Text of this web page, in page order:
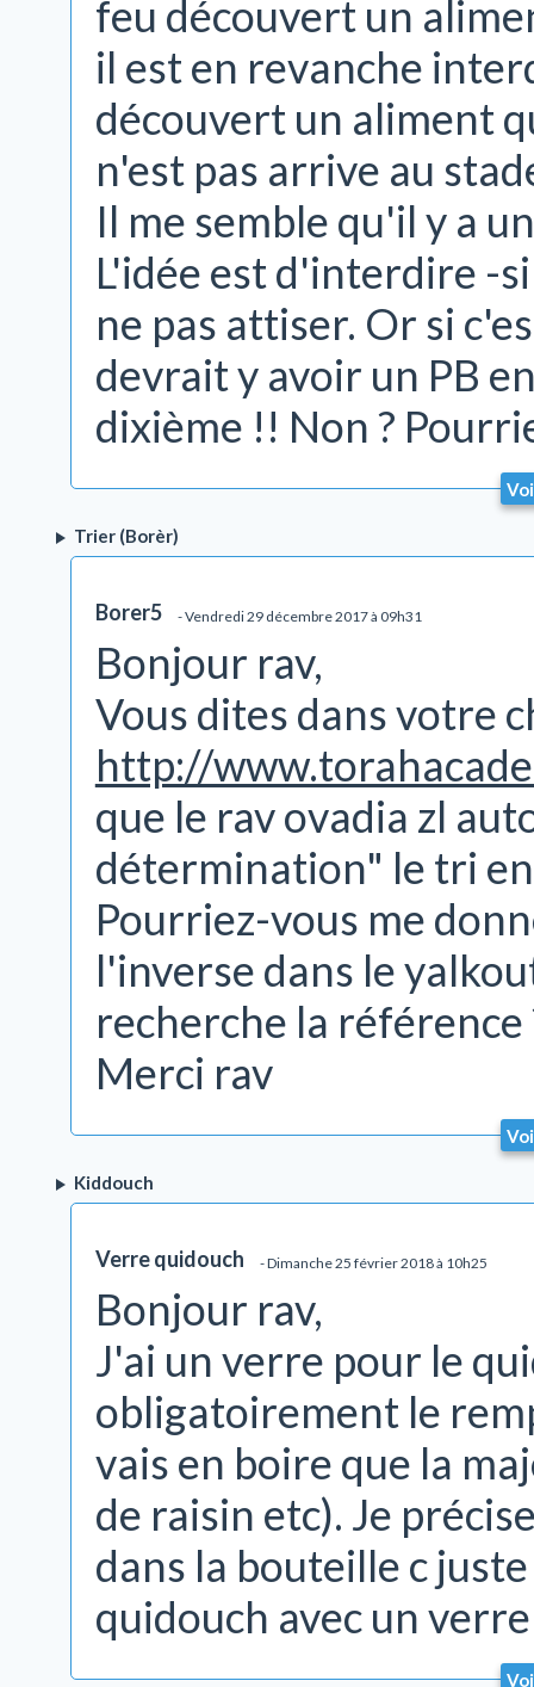
feu découvert un
il est en revanche
découvert un aliment
n'est pas arrive au
Il me semble qu'il y a
L'idée est d'interdire -
ne pas attiser. Or si
devrait y avoir un PB
dixième !! Non ?
Trier (Borèr)
Borer5 - Vendredi 29 décembre 2017 à 09h31
Bonjour rav,
Vous dites dans votre
http://
que le rav ovadia zl
détermination" le tri
Pourriez-vous me
l'inverse dans le
recherche la référence
Merci rav
Kiddouch
Verre quidouch - Dimanche 25 février 2018 à 10h25
Bonjour rav,
J'ai un verre pour le
obligatoirement le
vais en boire que la
de raisin etc). Je
dans la bouteille c
quidouch avec un